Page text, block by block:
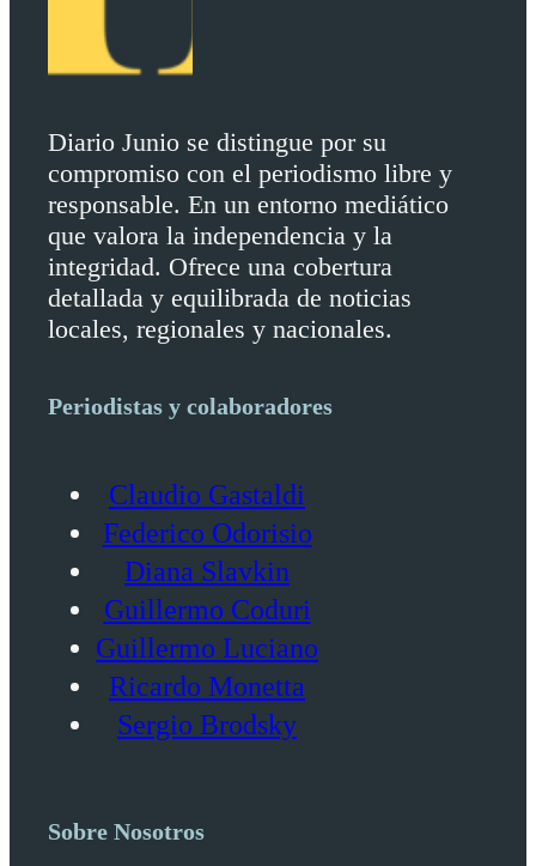
Diario Junio se distingue por su
compromiso con el periodismo libre y
responsable. En un entorno mediático
que valora la independencia y la
integridad. Ofrece una cobertura
detallada y equilibrada de noticias
locales, regionales y nacionales.
Periodistas y colaboradores
Claudio Gastaldi
Federico Odorisio
Diana Slavkin
Guillermo Coduri
Guillermo Luciano
Ricardo Monetta
Sergio Brodsky
Sobre Nosotros